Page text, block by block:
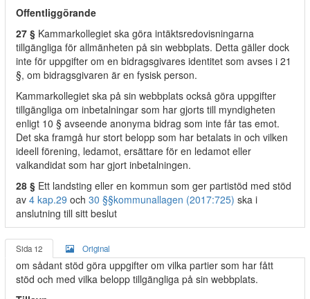
Offentliggörande
27 § Kammarkollegiet ska göra intäktsredovisningarna
tillgängliga för allmänheten på sin webbplats. Detta gäller dock
inte för uppgifter om en bidragsgivares identitet som avses i 21
§, om bidragsgivaren är en fysisk person.
Kammarkollegiet ska på sin webbplats också göra uppgifter
tillgängliga om inbetalningar som har gjorts till myndigheten
enligt 10 § avseende anonyma bidrag som inte får tas emot.
Det ska framgå hur stort belopp som har betalats in och vilken
ideell förening, ledamot, ersättare för en ledamot eller
valkandidat som har gjort inbetalningen.
28 § Ett landsting eller en kommun som ger partistöd med stöd
av 4 kap.29 och 30 §§kommunallagen (2017:725) ska i
anslutning till sitt beslut
Sida 12 Original
om sådant stöd göra uppgifter om vilka partier som har fått
stöd och med vilka belopp tillgängliga på sin webbplats.